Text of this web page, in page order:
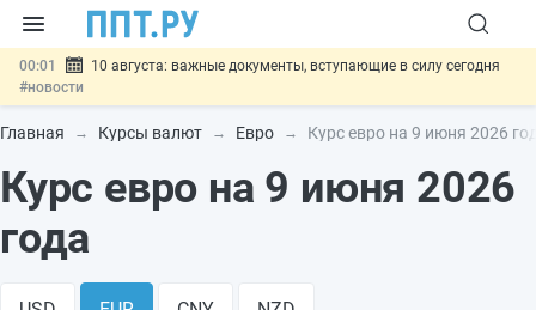
00:01
10 августа: важные документы, вступающие в силу сегодня
#новости
07.08 Подписан закон о блокировке продажи опасных товаров через
«Честный знак»#новости
07.08
Госпошлину за устранение ошибок в документах предлагают
07.08
отношений
Главная Курсы валют Евро Курс евро на 9 июня 2026
Курс евро на 9 июня 2026
года